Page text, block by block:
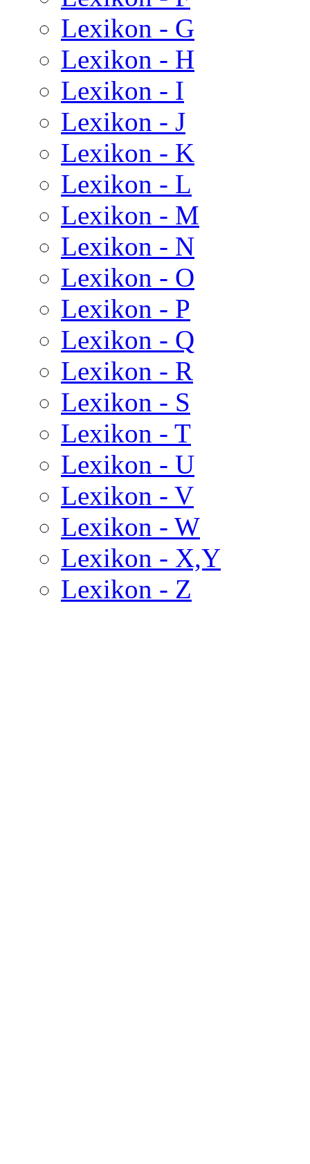
Lexikon - G
Lexikon - H
Lexikon - I
Lexikon - J
Lexikon - K
Lexikon - L
Lexikon - M
Lexikon - N
Lexikon - O
Lexikon - P
Lexikon - Q
Lexikon - R
Lexikon - S
Lexikon - T
Lexikon - U
Lexikon - V
Lexikon - W
Lexikon - X,Y
Lexikon - Z